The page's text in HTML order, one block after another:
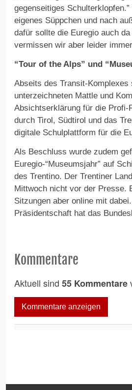
gegenseitiges
eigenes Süppchen und nach
dafür sollte die Euregio auch
vermissen wir aber leider
“Tour of the Alps” und
Abseits des Transit-
unterzeichneten Mattle und
Absichtserklärung für die Profi-
durch Tirol, Südtirol und das
digitale Schulplattform für die
Als Beschluss wurde zudem
Euregio-“Museumsjahr” auf
des Trentino. Der Trentiner
Mittwoch nicht vor der Presse.
Sitzungen aber online mit
Präsidentschaft hat das
Kommentare
Aktuell sind 55 Kommentare
Kommentare anzeigen